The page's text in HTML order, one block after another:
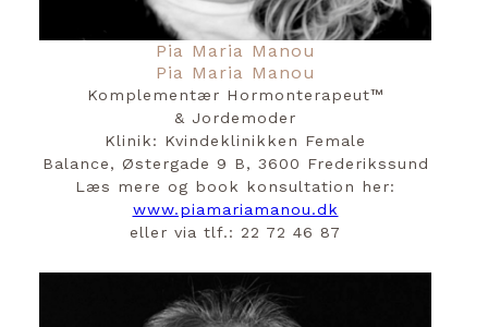
Pia Maria Manou
Pia Maria Manou
Komplementær Hormonterapeut™️
& Jordemoder
Klinik: Kvindeklinikken Female
Balance, Østergade 9 B, 3600 Frederikssund
Læs mere og book konsultation her:
www.piamariamanou.dk
eller via tlf.: 22 72 46 87